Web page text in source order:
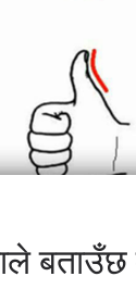
बताउँछ